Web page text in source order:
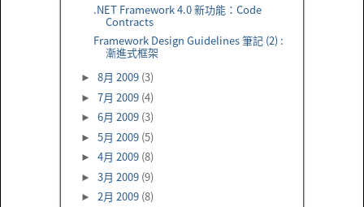
.NET Framework 4.0 新功能：Code
Contracts
Framework Design Guidelines 筆記 (2) :
漸進式框架
► 8月 2009 (3)
► 7月 2009 (4)
► 6月 2009 (3)
► 5月 2009 (5)
► 4月 2009 (8)
► 3月 2009 (9)
► 2月 2009 (8)